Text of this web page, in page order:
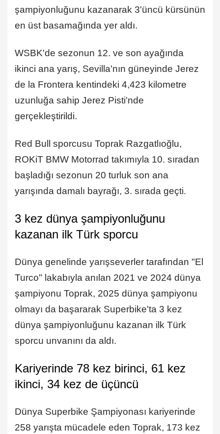
şampiyonluğunu kazanarak 3'üncü kürsünün
en üst basamağında yer aldı.
WSBK'de sezonun 12. ve son ayağında
ikinci ana yarış, Sevilla'nın güneyinde Jerez
de la Frontera kentindeki 4,423 kilometre
uzunluğa sahip Jerez Pisti'nde
gerçekleştirildi.
Red Bull sporcusu Toprak Razgatlıoğlu,
ROKiT BMW Motorrad takımıyla 10. sıradan
başladığı sezonun 20 turluk son ana
yarışında damalı bayrağı, 3. sırada geçti.
3 kez dünya şampiyonluğunu
kazanan ilk Türk sporcu
Dünya genelinde yarışseverler tarafından "El
Turco" lakabıyla anılan 2021 ve 2024 dünya
şampiyonu Toprak, 2025 dünya şampiyonu
olmayı da başararak Superbike'ta 3 kez
dünya şampiyonluğunu kazanan ilk Türk
sporcu unvanını da aldı.
Kariyerinde 78 kez birinci, 61 kez
ikinci, 34 kez de üçüncü
Dünya Superbike Şampiyonası kariyerinde
258 yarışta mücadele eden Toprak, 173 kez